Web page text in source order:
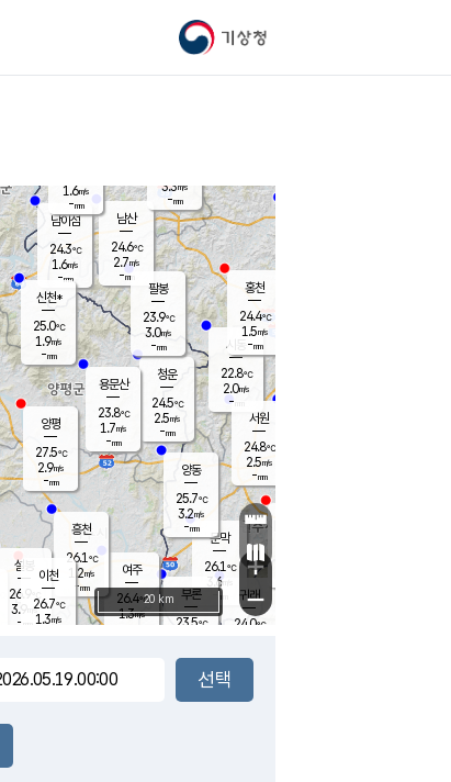
기상청
문막
26.1℃
3.6m/s
mm
남이섬
24.3℃
1.6m/s
-mm
부론
23.5℃
남산
24.6℃
2.7m/s
-mm
청운
24.5℃
2.5m/s
-mm
팔봉
23.9℃
3.0m/s
-mm
여주
26.4℃
1.3m/s
양동
25.7℃
3.2m/s
-mm
장호원
1.6m/s
-mm
신천*
25.0℃
1.9m/s
-mm
흥천
26.1℃
1.2m/s
-mm
설봉
26.9
3.9 m/s
- mm
시동
22.8℃
2.0m/s
- mm
귀래
24.0℃
서원
24.8℃
2.5m/s
-mm
용문산
23.8℃
1.7m/s
-mm
홍천
24.4℃
1.5m/s
-mm
이천
26.7℃
1.3m/s
양평
27.5℃
2.9m/s
-mm
3.3m/s
-mm
+
−
20 km